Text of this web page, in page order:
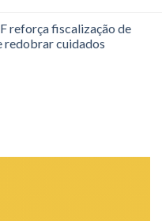
reforça fiscalização de
redobrar cuidados